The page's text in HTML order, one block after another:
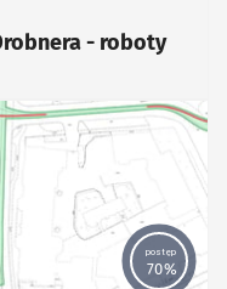
- roboty
postęp
70%